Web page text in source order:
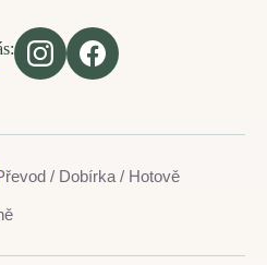
/ Dobírka / Hotově